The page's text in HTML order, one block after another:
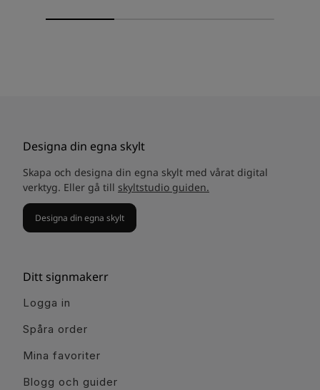
Designa din egna skylt
Skapa och designa din egna skylt med vårat digital
verktyg. Eller gå till skyltstudio guiden.
Designa din egna skylt
Ditt signmakerr
Logga in
Spåra order
Mina favoriter
Blogg och guider